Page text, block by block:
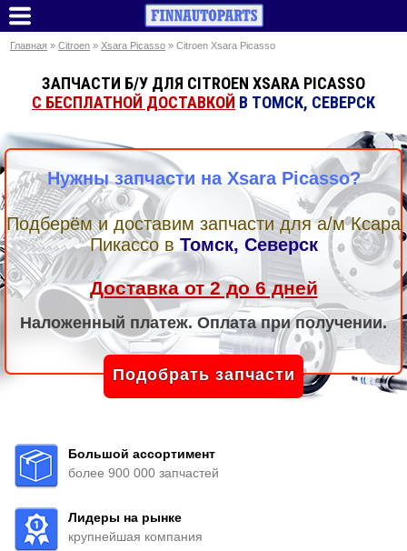
Главная » Citroen » Xsara Picasso » Citroen Xsara Picasso
ЗАПЧАСТИ Б/У ДЛЯ CITROEN XSARA PICASSO
С БЕСПЛАТНОЙ ДОСТАВКОЙ В ТОМСК, СЕВЕРСК
Нужны запчасти на Xsara Picasso?
Подберём и доставим запчасти для а/м Ксара
Пикассо в Томск, Северск
Доставка от 2 до 6 дней
Наложенный платеж. Оплата при получении.
Подобрать запчасти
Большой ассортимент
более 900 000 запчастей
Лидеры на рынке
крупнейшая компания